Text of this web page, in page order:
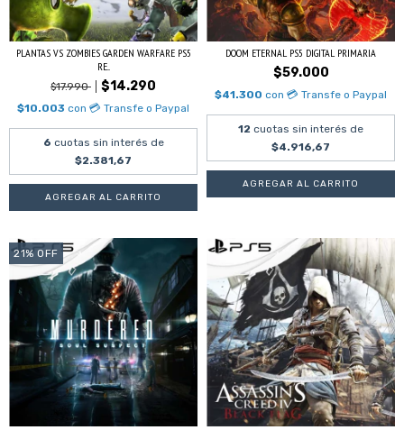
PLANTAS VS ZOMBIES GARDEN WARFARE PS5
RE...
$17.990 $14.290
$10.003 con 💳 Transfe o Paypal
6 cuotas sin interés de
$2.381,67
DOOM ETERNAL PS5 DIGITAL PRIMARIA
$59.000
$41.300 con 💳 Transfe o Paypal
12 cuotas sin interés de
$4.916,67
21% OFF